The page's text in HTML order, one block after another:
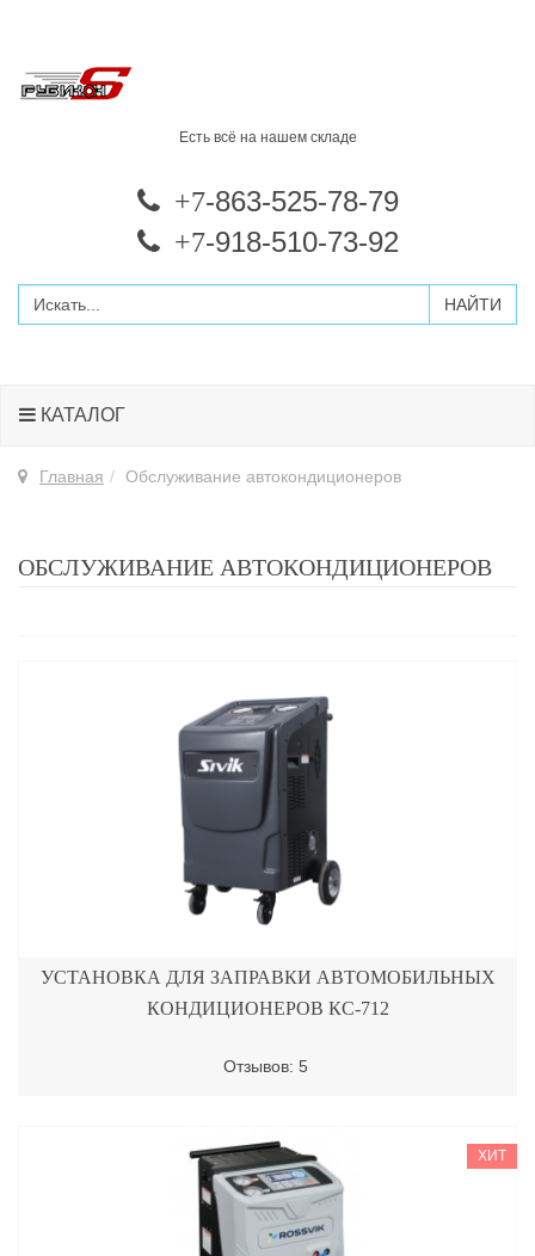
Есть всё на нашем складе
+7-863-525-78-79
+7-918-510-73-92
КАТАЛОГ
Главная Обслуживание автокондиционеров
ОБСЛУЖИВАНИЕ АВТОКОНДИЦИОНЕРОВ
УСТАНОВКА ДЛЯ ЗАПРАВКИ АВТОМОБИЛЬНЫХ
КОНДИЦИОНЕРОВ КС-712
Отзывов: 5
ХИТ